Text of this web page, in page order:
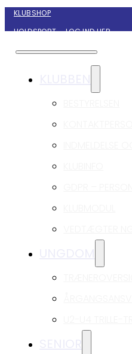
KLUBSHOP
HOLDSPORT – LOG IND HER
KONTAKT NYBORG GIF HÅNDBOLD